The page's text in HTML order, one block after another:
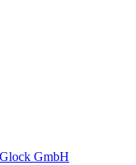
Glock GmbH